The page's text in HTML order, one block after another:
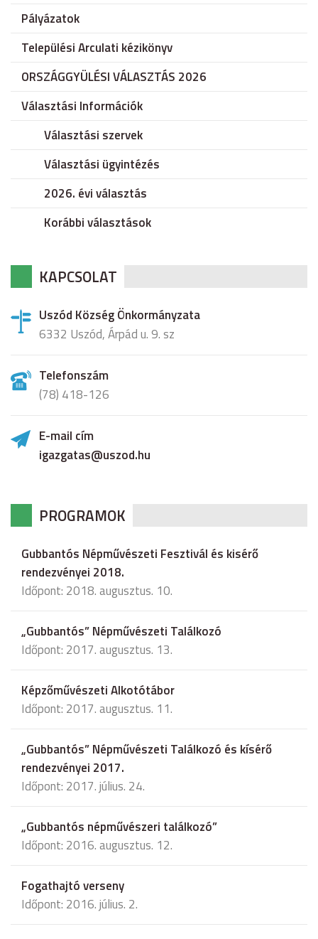
Pályázatok
Települési Arculati kézikönyv
ORSZÁGGYÜLÉSI VÁLASZTÁS 2026
Választási Információk
Választási szervek
Választási ügyintézés
2026. évi választás
Korábbi választások
KAPCSOLAT
Uszód Község Önkormányzata
6332 Uszód, Árpád u. 9. sz
Telefonszám
(78) 418-126
E-mail cím
igazgatas@uszod.hu
PROGRAMOK
Gubbantós Népművészeti Fesztivál és kisérő
rendezvényei 2018.
Időpont: 2018. augusztus. 10.
„Gubbantós” Népművészeti Találkozó
Időpont: 2017. augusztus. 13.
Képzőművészeti Alkotótábor
Időpont: 2017. augusztus. 11.
„Gubbantós” Népművészeti Találkozó és kísérő
rendezvényei 2017.
Időpont: 2017. július. 24.
„Gubbantós népművészeri találkozó”
Időpont: 2016. augusztus. 12.
Fogathajtó verseny
Időpont: 2016. július. 2.